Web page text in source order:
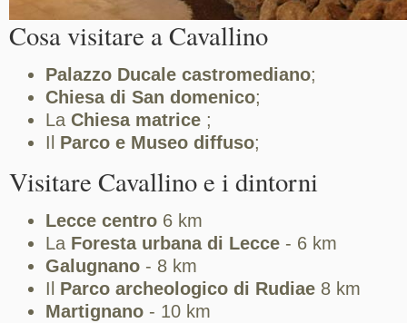
Cosa visitare a Cavallino
Palazzo Ducale castromediano;
Chiesa di San domenico;
La Chiesa matrice ;
Il Parco e Museo diffuso;
Visitare Cavallino e i dintorni
Lecce centro 6 km
La Foresta urbana di Lecce - 6 km
Galugnano - 8 km
Il Parco archeologico di Rudiae 8 km
Martignano - 10 km